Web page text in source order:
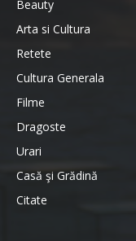
Beauty
Arta si Cultura
Retete
Cultura Generala
Filme
Dragoste
Urari
Casă şi Grădină
Citate